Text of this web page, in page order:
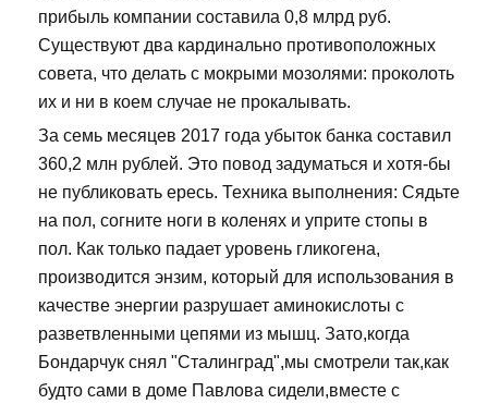
прибыль компании составила 0,8 млрд руб.
Существуют два кардинально противоположных
совета, что делать с мокрыми мозолями: проколоть
их и ни в коем случае не прокалывать.
За семь месяцев 2017 года убыток банка составил
360,2 млн рублей. Это повод задуматься и хотя-бы
не публиковать ересь. Техника выполнения: Сядьте
на пол, согните ноги в коленях и уприте стопы в
пол. Как только падает уровень гликогена,
производится энзим, который для использования в
качестве энергии разрушает аминокислоты с
разветвленными цепями из мышц. Зато,когда
Бондарчук снял "Сталинград",мы смотрели так,как
будто сами в доме Павлова сидели,вместе с